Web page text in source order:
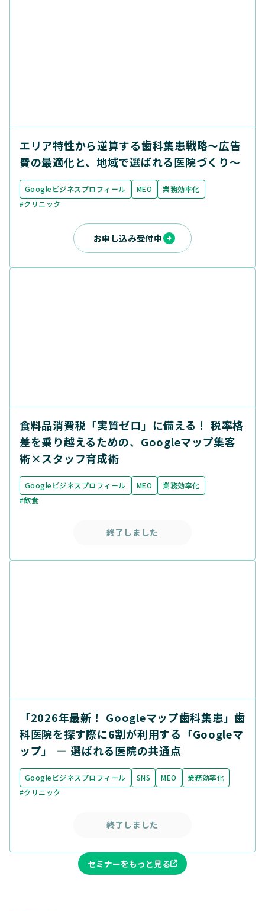
エリア特性から逆算する歯科集患戦略〜広告
費の最適化と、地域で選ばれる医院づくり〜
Googleビジネスプロフィール MEO
業務効率化
#クリニック
お申し込み受付中
食料品消費税「実質ゼロ」に備える！ 税率格
差を乗り越えるための、Googleマップ集客
術×スタッフ育成術
Googleビジネスプロフィール MEO
業務効率化
#飲食
終了しました
「2026年最新！ Googleマップ歯科集患」歯
科医院を探す際に6割が利用する「Googleマ
ップ」 ― 選ばれる医院の共通点
Googleビジネスプロフィール SNS MEO
業務効率化
#クリニック
終了しました
セミナーをもっと見る